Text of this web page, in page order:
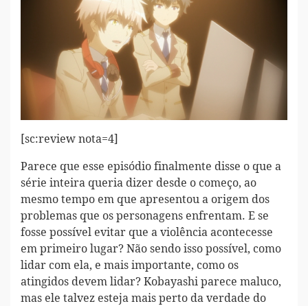
[sc:review nota=4]
Parece que esse episódio finalmente disse o que a
série inteira queria dizer desde o começo, ao
mesmo tempo em que apresentou a origem dos
problemas que os personagens enfrentam. E se
fosse possível evitar que a violência acontecesse
em primeiro lugar? Não sendo isso possível, como
lidar com ela, e mais importante, como os
atingidos devem lidar? Kobayashi parece maluco,
mas ele talvez esteja mais perto da verdade do